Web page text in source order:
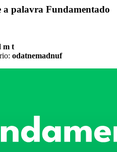
a palavra Fundamentado
m t
odatnemadnuf